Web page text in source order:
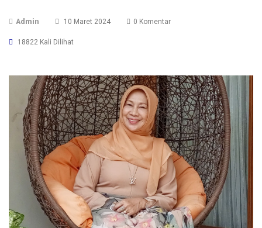
Admin 10 Maret 2024 0 Komentar
18822 Kali Dilihat